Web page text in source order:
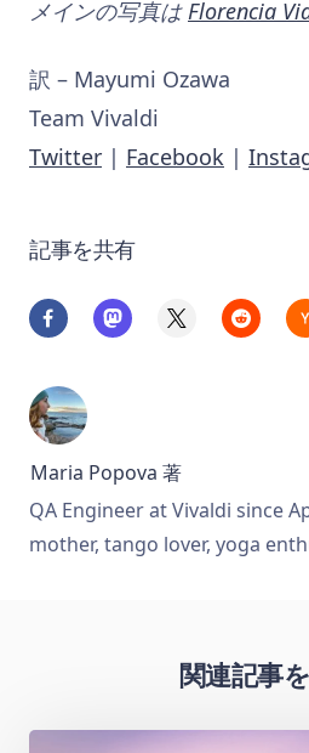
メインの写真は Florencia
訳 – Mayumi Ozawa
Team Vivaldi
Twitter | Facebook |
記事を共有
Maria Popova 著
QA Engineer at Vivaldi since
mother, tango lover, yoga
関連記事